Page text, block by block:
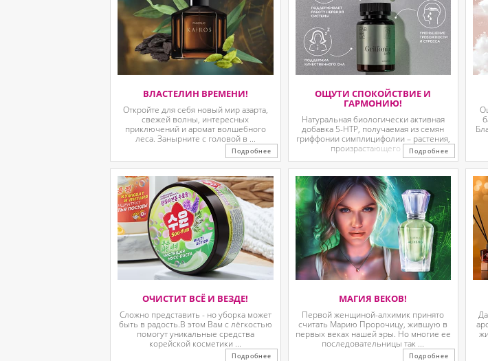
ВЛАСТЕЛИН ВРЕМЕНИ!
Откройте для себя новый мир азарта,
свежей волны, интересных
приключений и аромат волшебного
леса. Занырните с головой в ...
Подробнее
ОЩУТИ СПОКОЙСТВИЕ И
ГАРМОНИЮ!
Натуральная биологически активная
добавка 5-HTP, получаемая из семян
гриффонии симплицифолии – растения,
произрастающего в ...Подробнее
ОЧИСТИТ ВСЁ И ВЕЗДЕ!
Сложно представить - но уборка может
быть в радость.В этом Вам с лёгкостью
помогут уникальные средства
корейской косметики ...
Подробнее
МАГИЯ ВЕКОВ!
Первой женщиной-алхимик принято
считать Марию Пророчицу, жившую в
первых веках нашей эры. Но многие ее
последовательницы так ...
Подробнее